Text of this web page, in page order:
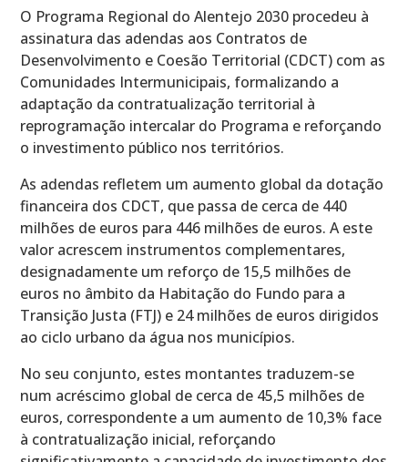
O Programa Regional do Alentejo 2030 procedeu à
assinatura das adendas aos Contratos de
Desenvolvimento e Coesão Territorial (CDCT) com as
Comunidades Intermunicipais, formalizando a
adaptação da contratualização territorial à
reprogramação intercalar do Programa e reforçando
o investimento público nos territórios.
As adendas refletem um aumento global da dotação
financeira dos CDCT, que passa de cerca de 440
milhões de euros para 446 milhões de euros. A este
valor acrescem instrumentos complementares,
designadamente um reforço de 15,5 milhões de
euros no âmbito da Habitação do Fundo para a
Transição Justa (FTJ) e 24 milhões de euros dirigidos
ao ciclo urbano da água nos municípios.
No seu conjunto, estes montantes traduzem-se
num acréscimo global de cerca de 45,5 milhões de
euros, correspondente a um aumento de 10,3% face
à contratualização inicial, reforçando